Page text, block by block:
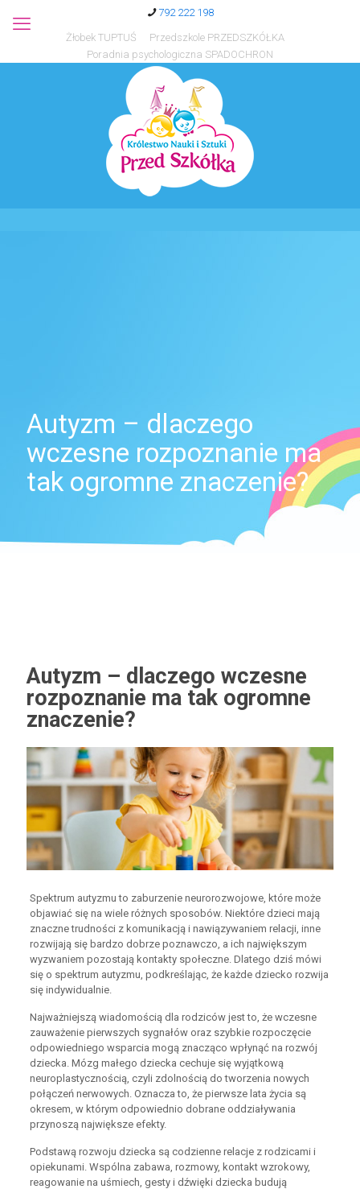
792 222 198
Żłobek TUPTUŚ
Przedszkole PRZEDSZKÓŁKA
Poradnia psychologiczna SPADOCHRON
Autyzm – dlaczego
wczesne rozpoznanie ma
tak ogromne znaczenie?
Autyzm – dlaczego wczesne
rozpoznanie ma tak ogromne
znaczenie?
Spektrum autyzmu to zaburzenie neurorozwojowe, które może
objawiać się na wiele różnych sposobów. Niektóre dzieci mają
znaczne trudności z komunikacją i nawiązywaniem relacji, inne
rozwijają się bardzo dobrze poznawczo, a ich największym
wyzwaniem pozostają kontakty społeczne. Dlatego dziś mówi
się o spektrum autyzmu, podkreślając, że każde dziecko rozwija
się indywidualnie.
Najważniejszą wiadomością dla rodziców jest to, że wczesne
zauważenie pierwszych sygnałów oraz szybkie rozpoczęcie
odpowiedniego wsparcia mogą znacząco wpłynąć na rozwój
dziecka. Mózg małego dziecka cechuje się wyjątkową
neuroplastycznością, czyli zdolnością do tworzenia nowych
połączeń nerwowych. Oznacza to, że pierwsze lata życia są
okresem, w którym odpowiednio dobrane oddziaływania
przynoszą największe efekty.
Podstawą rozwoju dziecka są codzienne relacje z rodzicami i
opiekunami. Wspólna zabawa, rozmowy, kontakt wzrokowy,
reagowanie na uśmiech, gesty i dźwięki dziecka budują